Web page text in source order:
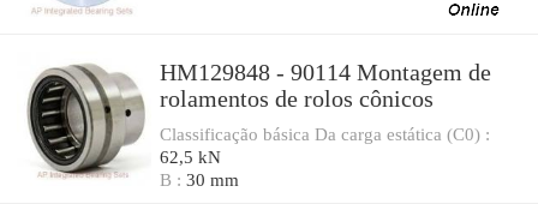
HM129848 - 90114 Montagem de
rolamentos de rolos cônicos
Classificação básica Da carga estática (C0) :
62,5 kN
B : 30 mm